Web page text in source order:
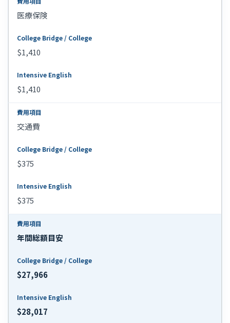
医療保険
$1,410
$1,410
交通費
$375
$375
年間総額目安
$27,966
$28,017